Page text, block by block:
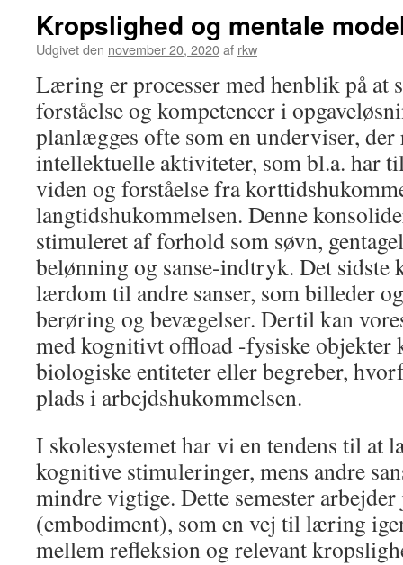
Kropslighed og mentale
Udgivet den november 20, 2020af rkw
Læring er processer med henblik på at
forståelse og kompetencer i
planlægges ofte som en underviser,
intellektuelle aktiviteter, som bl.a. har
viden og forståelse fra
langtidshukommelsen. Denne
stimuleret af forhold som søvn,
belønning og sanse-indtryk. Det
lærdom til andre sanser, som billeder
berøring og bevægelser. Dertil kan
med kognitivt offload -fysiske objekter
biologiske entiteter eller begreber,
plads i arbejdshukommelsen.
I skolesystemet har vi en tendens til at
kognitive stimuleringer, mens andre
mindre vigtige. Dette semester
(embodiment), som en vej til læring
mellem refleksion og relevant